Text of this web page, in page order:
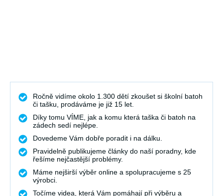
Ročně vidíme okolo 1.300 dětí zkoušet si školní batoh
či tašku, prodáváme je již 15 let.
Díky tomu VÍME, jak a komu která taška či batoh na
zádech sedí nejlépe.
Dovedeme Vám dobře poradit i na dálku.
Pravidelně publikujeme články do naší poradny, kde
řešíme nejčastější problémy.
Máme nejširší výběr online a spolupracujeme s 25
výrobci.
Točíme videa, která Vám pomáhají při výběru a